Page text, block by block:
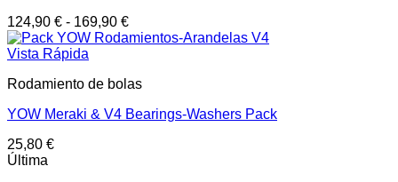
124,90 € - 169,90 €
Vista Rápida
Rodamiento de bolas
YOW Meraki & V4 Bearings-Washers Pack
25,80 €
Última